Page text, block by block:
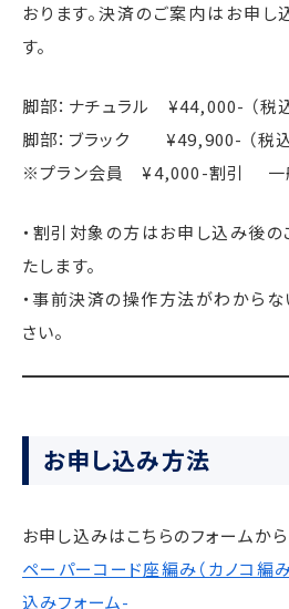
おります。決済のご案内はお申
す。
脚部：ナチュラル ¥44,000- （税込
脚部：ブラック ¥49,900- （税込
※プラン会員 ¥4,000-割引 一
・割引対象の方はお申し込み後
たします。
・事前決済の操作方法がわから
さい。
お申し込み方法
お申し込みはこちらのフォームか
ペーパーコード座編み（カノコ編
込みフォーム-